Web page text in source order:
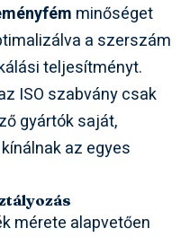
minőséget
a szerszám
teljesítményt.
ISO szabvány csak
gyártók saját,
az egyes
mérete alapvetően